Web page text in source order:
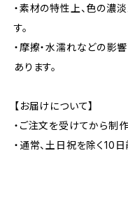
・素材の特性上、色の濃
す。
・摩擦・水濡れなどの影
あります。
【お届けについて】
・ご注文を受けてから制作
・通常、土日祝を除く10